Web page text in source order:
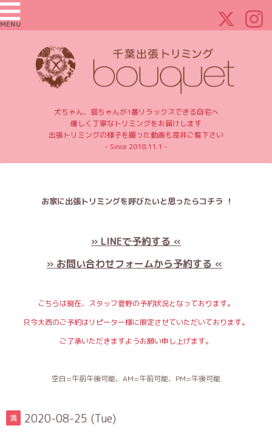
MENU
犬ちゃん、猫ちゃんが1番リラックスできる自宅へ
優しく丁寧なトリミングをお届けします
出張トリミングの様子を撮った動画も是非ご覧下さい
- Since 2018.11.1 -
お家に出張トリミングを呼びたいと思ったらコチラ ！
» LINEで予約する «
» お問い合わせフォームから予約する «
こちらは現在、スタッフ菅野の予約状況となっております。
只今大西のご予約はリピーター様に限定させていただいております。
ご了承いただきますようお願い申し上げます。
空白=午前午後可能、AM=午前可能、PM=午後可能
満 2020-08-25 (Tue)